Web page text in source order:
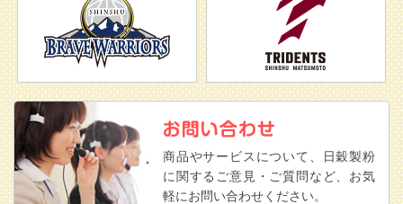
商品やサービスについて、日穀製粉
に関するご意見・ご質問など、お気
軽にお問い合わせください。